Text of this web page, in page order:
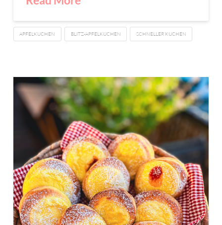
APFELKUCHEN BLITZ-APFELKUCHEN SCHNELLER KUCHEN